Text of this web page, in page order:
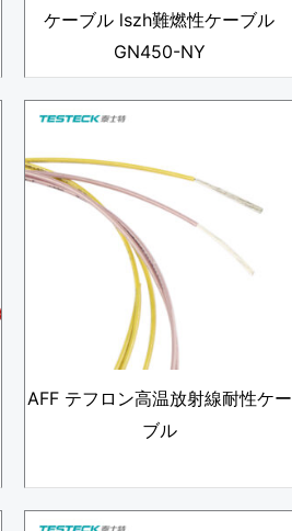
ケーブル lszh難燃性ケーブル
GN450-NY
AFF テフロン高温放射線耐性ケー
ブル